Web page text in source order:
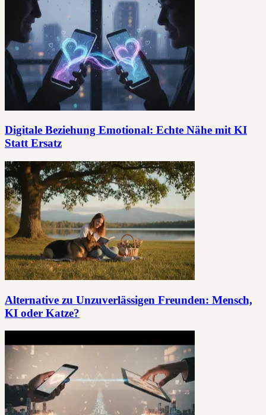
Digitale Beziehung Emotional: Echte Nähe mit KI
Statt Ersatz
Alternative zu Unzuverlässigen Freunden: Mensch,
KI oder Katze?